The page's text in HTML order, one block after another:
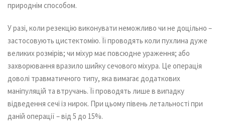
природнім способом.
У разі, коли резекцію виконувати неможливо чи не доцільно –
застосовують цистектомію. Її проводять коли пухлина дуже
великих розмірів; чи міхур має повсюдне ураження; або
захворювання вразило шийку сечового міхура. Це операція
доволі травматичного типу, яка вимагає додаткових
маніпуляцій та втручань. Її проводять лише в випадку
відведення сечі із нирок. При цьому півень летальності при
даній операції – від 5 до 15%.